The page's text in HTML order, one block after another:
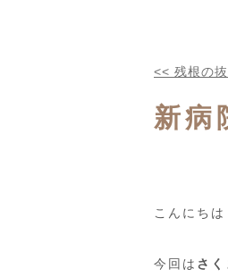
<< 残根の
新病
こんにち
今回は さ